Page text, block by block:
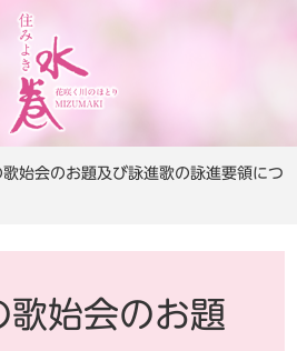
始会のお題及び詠進歌の詠進要領につ
始会のお題